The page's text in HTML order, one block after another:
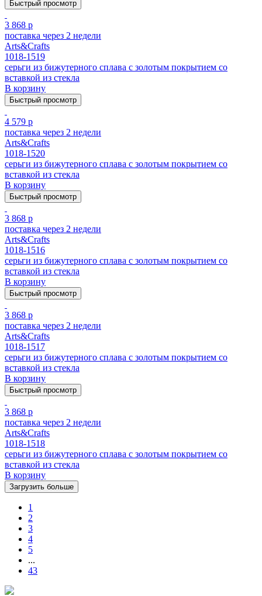
Быстрый просмотр
3 868 р
поставка через 2 недели
Arts&Crafts
1018-1519
серьги из бижутерного сплава с золотым покрытием cо
вставкой из стекла
В корзину
Быстрый просмотр
4 579 р
поставка через 2 недели
Arts&Crafts
1018-1520
серьги из бижутерного сплава с золотым покрытием cо
вставкой из стекла
В корзину
Быстрый просмотр
3 868 р
поставка через 2 недели
Arts&Crafts
1018-1516
серьги из бижутерного сплава с золотым покрытием cо
вставкой из стекла
В корзину
Быстрый просмотр
3 868 р
поставка через 2 недели
Arts&Crafts
1018-1517
серьги из бижутерного сплава с золотым покрытием cо
вставкой из стекла
В корзину
Быстрый просмотр
3 868 р
поставка через 2 недели
Arts&Crafts
1018-1518
серьги из бижутерного сплава с золотым покрытием cо
вставкой из стекла
В корзину
Загрузить больше
1
2
3
4
5
...
43